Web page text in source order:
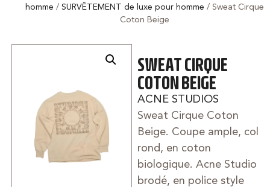
homme / SURVÊTEMENT de luxe pour homme / Sweat Cirque
Coton Beige
SWEAT CIRQUE
COTON BEIGE
ACNE STUDIOS
Sweat Cirque Coton
Beige. Coupe ample, col
rond, en coton
biologique. Acne Studio
brodé, en police style